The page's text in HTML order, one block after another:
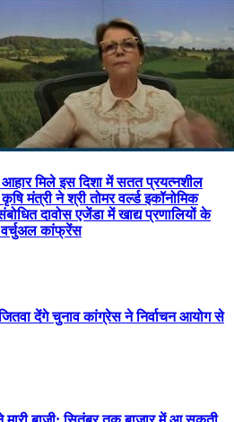
आहार मिले इस दिशा में सतत प्रयत्नशील
मंत्री ने श्री तोमर वर्ल्ड इकॉनोमिक
दावोस एजेंडा में खाद्य प्रणालियों के
वर्चुअल कांफ्रेंस
देंगे चुनाव कांग्रेस ने निर्वाचन आयोग से